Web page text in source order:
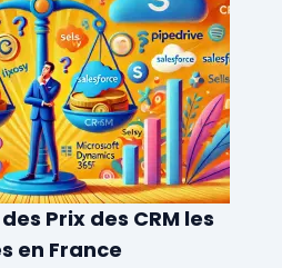
Prix des CRM les
en France